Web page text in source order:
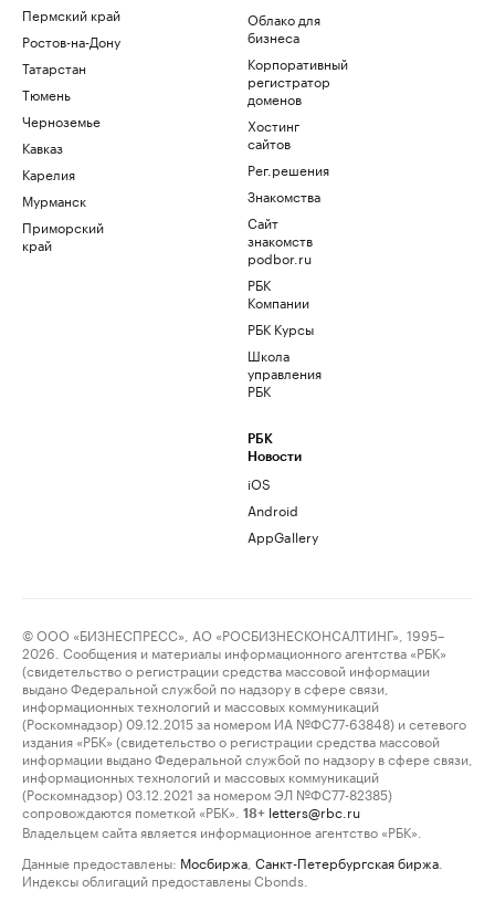
Пермский край
Ростов-на-Дону
Татарстан
Тюмень
Черноземье
Кавказ
Карелия
Мурманск
Приморский
край
Облако для
бизнеса
Корпоративный
регистратор
доменов
Хостинг
сайтов
Рег.решения
Знакомства
Сайт
знакомств
podbor.ru
РБК
Компании
РБК Курсы
Школа
управления
РБК
РБК
Новости
iOS
Android
AppGallery
© ООО «БИЗНЕСПРЕСС», АО «РОСБИЗНЕСКОНСАЛТИНГ», 1995–
2026. Сообщения и материалы информационного агентства «РБК»
(свидетельство о регистрации средства массовой информации
выдано Федеральной службой по надзору в сфере связи,
информационных технологий и массовых коммуникаций
(Роскомнадзор) 09.12.2015 за номером ИА №ФС77-63848) и сетевого
издания «РБК» (свидетельство о регистрации средства массовой
информации выдано Федеральной службой по надзору в сфере связи,
информационных технологий и массовых коммуникаций
(Роскомнадзор) 03.12.2021 за номером ЭЛ №ФС77-82385)
сопровождаются пометкой «РБК».
18+ letters@rbc.ru
Владельцем сайта является информационное агентство «РБК».
Данные предоставлены: Мосбиржа Санкт-Петербургская биржа
Индексы облигаций предоставлены Cbonds.